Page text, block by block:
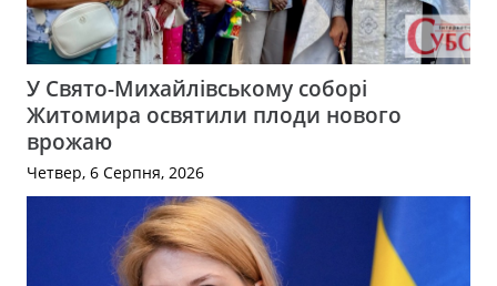
У Свято-Михайлівському соборі
Житомира освятили плоди нового
врожаю
Четвер, 6 Серпня, 2026